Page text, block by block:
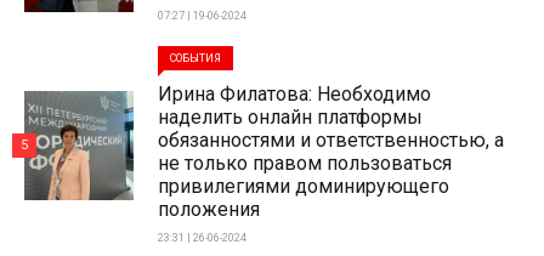
07:27 | 19-06-2024
СОБЫТИЯ
Ирина Филатова: Необходимо
наделить онлайн платформы
обязанностями и ответственностью, а
не только правом пользоваться
привилегиями доминирующего
положения
23:31 | 26-06-2024
5